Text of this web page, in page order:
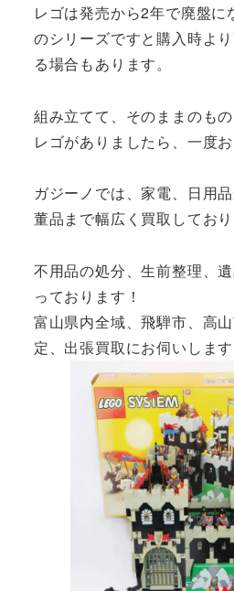
レゴは発売から2年で廃盤
のシリーズですと購入時よ
る場合もあります。
組み立てて、そのままのも
レゴがありましたら、一度
ガジーノでは、家電、日用
董品まで幅広く買取しており
不用品の処分、生前整理、
っております！
富山県内全域、飛騨市、高
定、出張買取にお伺いします